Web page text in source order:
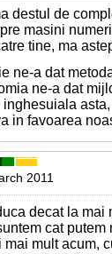
destul de
masini
tine, ma
ne-a dat
ne-a dat
in favoarea
2011
decat la
cat
mai mult acum,